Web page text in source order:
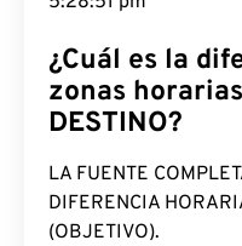
¿Cuál es la
zonas
DESTINO?
LA FUENTE
DIFERENCIA
(OBJETIVO).